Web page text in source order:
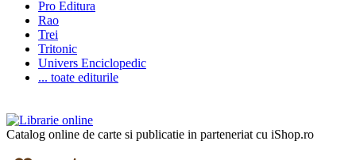
Pro Editura
Rao
Trei
Tritonic
Univers Enciclopedic
... toate editurile
Catalog online de carte si publicatie in parteneriat cu iShop.ro